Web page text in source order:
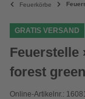
Feuerkörbe
GRATIS VERSAND
Feuerstelle
forest green
Online-Artikelnr.: